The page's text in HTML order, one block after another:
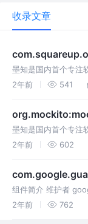
收录文章
安全漏洞及健康
墨知是国内首个专注
社区，社区致力于为
供应链安全技术、漏
SBOM、软件成分分
2年前 541
漏洞及健康度分
墨知是国内首个专注
社区，社区致力于为
供应链安全技术、漏
SBOM、软件成分分
2年前 602
漏洞及健康分析
组件简介 维护者
Apache-2.0 首次发
2年前 762